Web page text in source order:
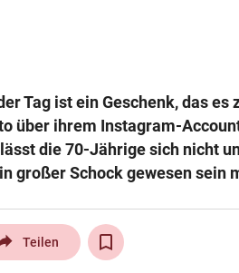
KG 2026
Tag ist ein Geschenk, das es
über ihrem Instagram-
die 70-Jährige sich nicht
großer Schock gewesen sein
Teilen